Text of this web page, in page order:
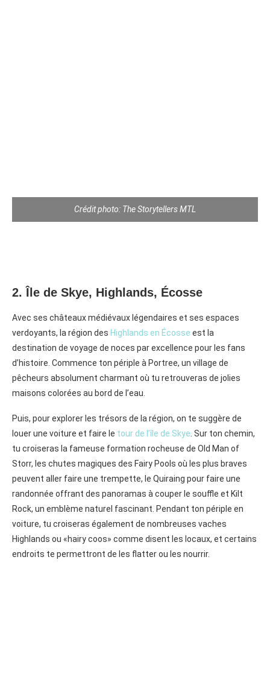
Crédit photo: The Storytellers MTL
2. Île de Skye, Highlands, Écosse
Avec ses châteaux médiévaux légendaires et ses espaces
verdoyants, la région des Highlands en Écosse est la
destination de voyage de noces par excellence pour les fans
d’histoire. Commence ton périple à Portree, un village de
pêcheurs absolument charmant où tu retrouveras de jolies
maisons colorées au bord de l’eau.
Puis, pour explorer les trésors de la région, on te suggère de
louer une voiture et faire le tour de l’île de Skye . Sur ton chemin,
tu croiseras la fameuse formation rocheuse de Old Man of
Storr, les chutes magiques des Fairy Pools où les plus braves
peuvent aller faire une trempette, le Quiraing pour faire une
randonnée offrant des panoramas à couper le souffle et Kilt
Rock, un emblème naturel fascinant. Pendant ton périple en
voiture, tu croiseras également de nombreuses vaches
Highlands ou «hairy coos» comme disent les locaux, et certains
endroits te permettront de les flatter ou les nourrir.